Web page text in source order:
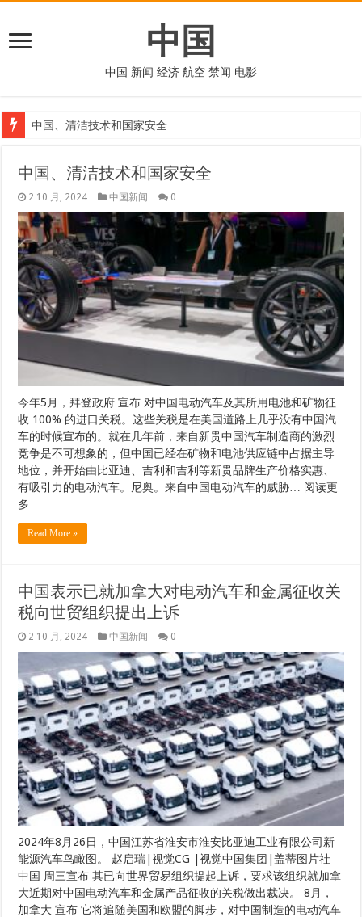
中国
中国 新闻 经济 航空 禁闻 电影
中国、清洁技术和国家安全
中国、清洁技术和国家安全
2 10 月, 2024 中国新闻 0
今年5月，拜登政府 宣布 对中国电动汽车及其所用电池和矿物征
收 100% 的进口关税。这些关税是在美国道路上几乎没有中国汽
车的时候宣布的。就在几年前，来自新贵中国汽车制造商的激烈
竞争是不可想象的，但中国已经在矿物和电池供应链中占据主导
地位，并开始由比亚迪、吉利和吉利等新贵品牌生产价格实惠、
有吸引力的电动汽车。尼奥。来自中国电动汽车的威胁… 阅读更
多
Read More »
中国表示已就加拿大对电动汽车和金属征收关
税向世贸组织提出上诉
2 10 月, 2024 中国新闻 0
2024年8月26日，中国江苏省淮安市淮安比亚迪工业有限公司新
能源汽车鸟瞰图。 赵启瑞|视觉CG |视觉中国集团|盖蒂图片社
中国 周三宣布 其已向世界贸易组织提起上诉，要求该组织就加拿
大近期对中国电动汽车和金属产品征收的关税做出裁决。 8月，
加拿大 宣布 它将追随美国和欧盟的脚步，对中国制造的电动汽车